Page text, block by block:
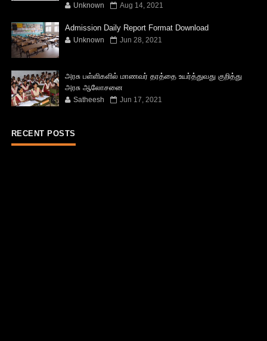
Unknown Aug 14, 2021
Admission Daily Report Format Download
Unknown Jun 28, 2021
அரசு பள்ளிகளில் மாணவர் தரத்தை உயர்த்துவது குறித்து
அரசு ஆலோசனை
Satheesh Jun 17, 2021
RECENT POSTS